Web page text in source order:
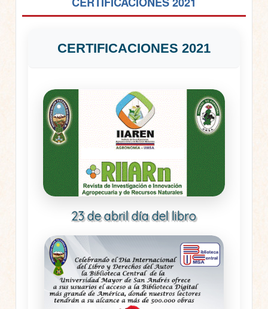
CERTIFICACIONES 2021
23 de abril día del libro